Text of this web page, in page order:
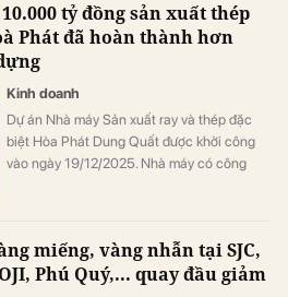
tỷ đồng sản xuất thép
Phát đã hoàn thành hơn
Kinh doanh
Dự án Nhà máy Sản xuất ray và thép đặc
biệt Hòa Phát Dung Quất được khởi công
vào ngày 19/12/2025. Nhà máy có công
phía Đông Khu Kinh tế Dung Quất.
miếng, vàng nhẫn tại SJC,
Phú Quý,... quay đầu giảm